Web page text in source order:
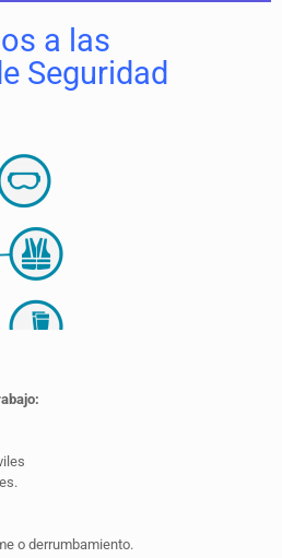
a las
Seguridad
o derrumbamiento.